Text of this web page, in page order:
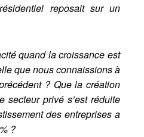
reposait sur un
quand la croissance est
que nous connaissions à
? Que la création
secteur privé s’est réduite
des entreprises a
?